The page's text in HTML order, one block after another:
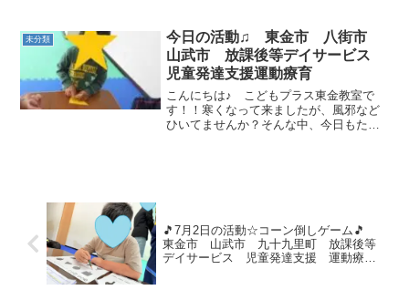
ロープをくぐったり跳んだりで遊びまし
た＾＾最後は「大縄がやり...
未分類
今日の活動♫ 東金市 八街市
山武市 放課後等デイサービス
児童発達支援運動療育
こんにちは♪ こどもプラス東金教室で
す！！寒くなって来ましたが、風邪など
ひいてませんか？そんな中、今日もたく
🎵7月2日の活動☆コーン倒しゲーム🎵
東金市 山武市 九十九里町 放課後等
デイサービス 児童発達支援 運動療